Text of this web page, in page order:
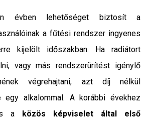
évben lehetőséget biztosít a
a fűtési rendszer ingyenes
kijelölt időszakban. Ha radiátort
vagy más rendszerürítést igénylő
végrehajtani, azt díj nélkül
egy alkalommal. A korábbi évekhez
a közös képviselet által első